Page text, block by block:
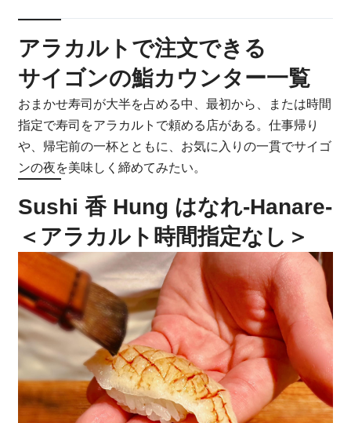
アラカルトで注文できる
サイゴンの鮨カウンター一覧
おまかせ寿司が大半を占める中、最初から、または時間
指定で寿司をアラカルトで頼める店がある。仕事帰り
や、帰宅前の一杯とともに、お気に入りの一貫でサイゴ
ンの夜を美味しく締めてみたい。
Sushi 香 Hung はなれ-Hanare-
＜アラカルト時間指定なし＞